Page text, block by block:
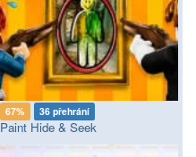
67% 36 přehrání
Paint Hide & Seek